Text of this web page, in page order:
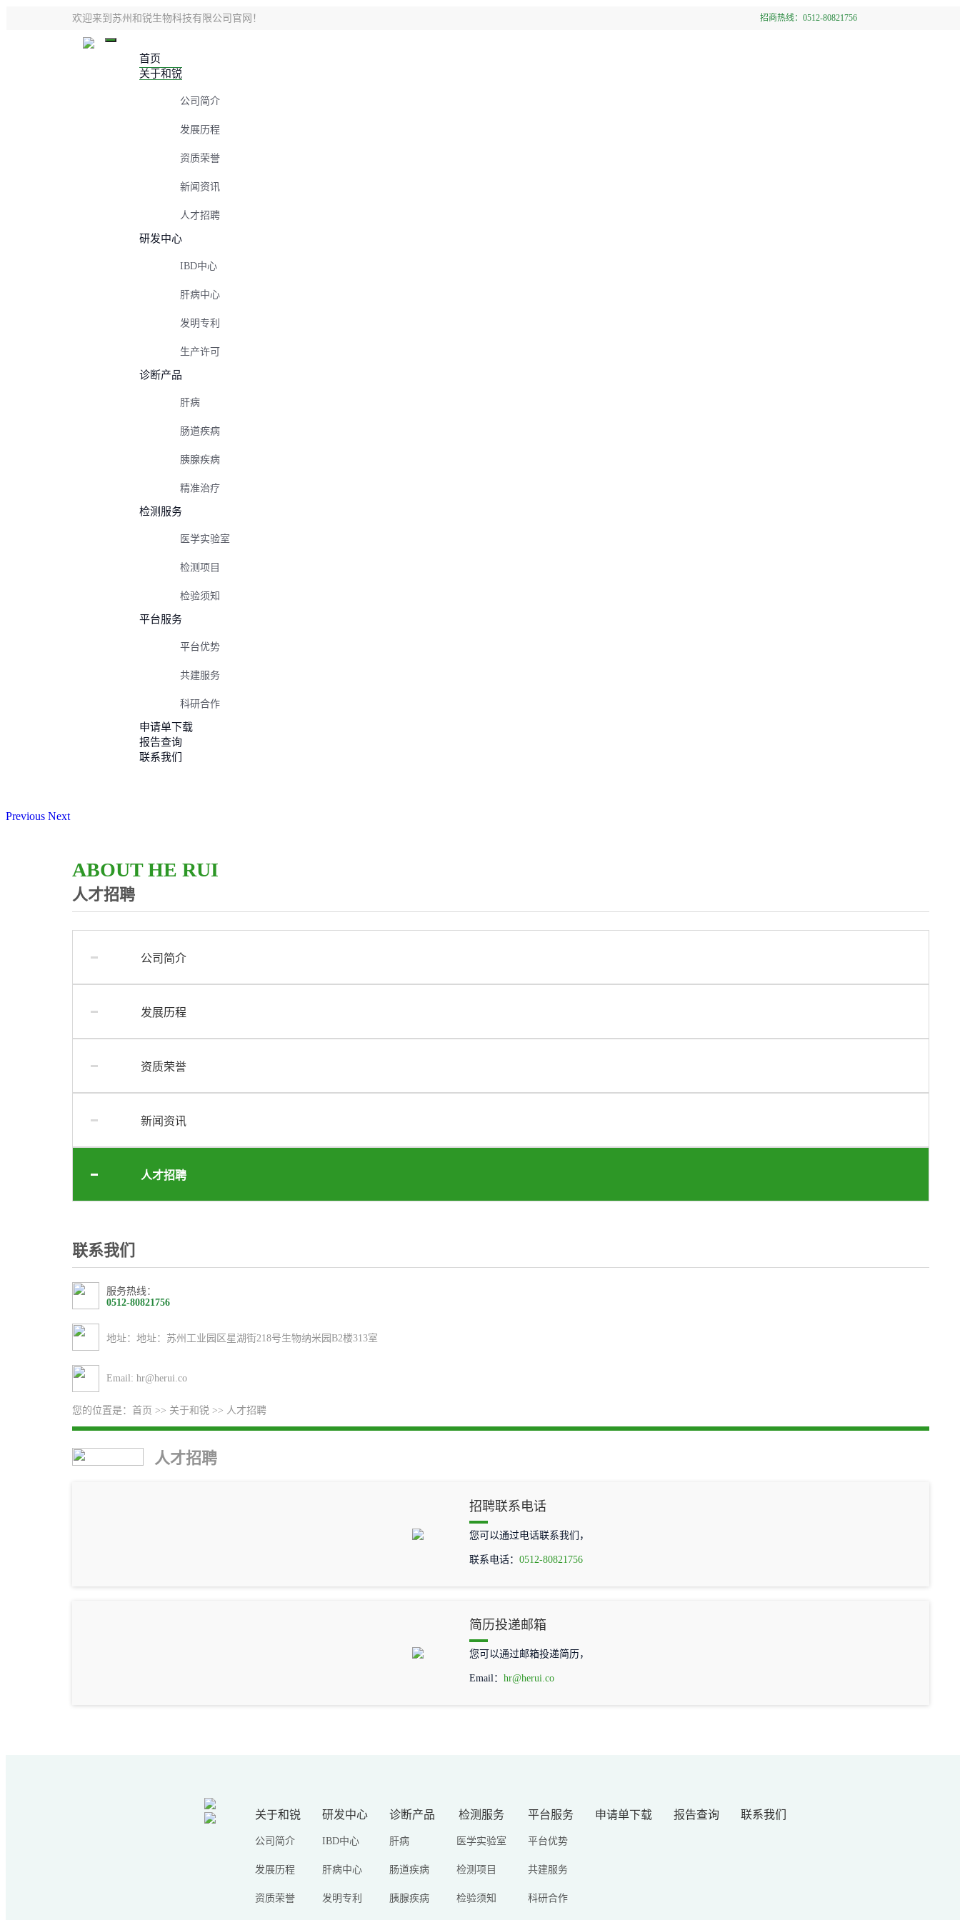
欢迎来到苏州和锐生物科技有限公司官网！ 招商热线：0512-80821756
首页
关于和锐
公司简介
发展历程
资质荣誉
新闻资讯
人才招聘
研发中心
IBD中心
肝病中心
发明专利
生产许可
诊断产品
肝病
肠道疾病
胰腺疾病
精准治疗
检测服务
医学实验室
检测项目
检验须知
平台服务
平台优势
共建服务
科研合作
申请单下载
报告查询
联系我们
Previous Next
ABOUT HE RUI
人才招聘
公司简介
发展历程
资质荣誉
新闻资讯
人才招聘
联系我们
服务热线：
0512-80821756
地址：地址：苏州工业园区星湖街218号生物纳米园B2楼313室
Email: hr@herui.co
您的位置是： 首页 >> 关于和锐>> 人才招聘
人才招聘
招聘联系电话
您可以通过电话联系我们，
联系电话： 0512-80821756
简历投递邮箱
您可以通过邮箱投递简历，
Email： hr@herui.co
关于和锐
公司简介
发展历程
资质荣誉
研发中心
IBD中心
肝病中心
发明专利
诊断产品
肝病
肠道疾病
胰腺疾病
检测服务
医学实验室
检测项目
检验须知
平台服务
平台优势
共建服务
科研合作
申请单下载 报告查询 联系我们